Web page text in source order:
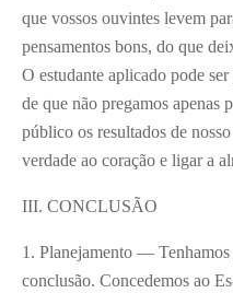
que vossos ouvintes levem
pensamentos bons, do que
O estudante aplicado pode
de que não pregamos apenas
público os resultados de
verdade ao coração e ligar a
III. CONCLUSÃO
1. Planejamento —
conclusão. Concedemos ao